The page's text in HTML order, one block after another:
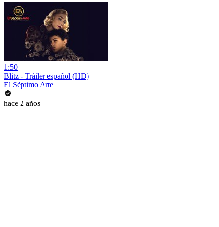
1:50
Blitz - Tráiler español (HD)
El Séptimo Arte
hace 2 años